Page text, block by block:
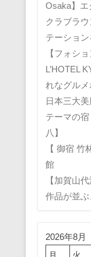
Osaka】エ
クラブラ
テーション
【フォシ
L’HOTEL
れなグル
日本三大
テーマの
八】
【 御宿
館
【加賀山
作品が並
2026年8月
月
火